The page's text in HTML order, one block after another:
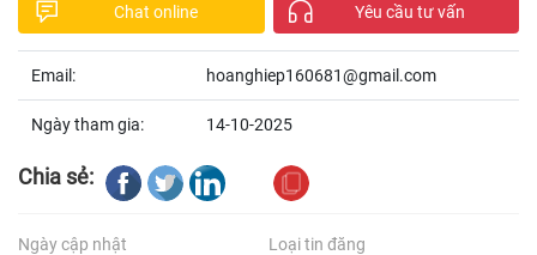
Chat online Yêu cầu tư vấn
Email: hoanghiep160681@gmail.com
Ngày tham gia: 14-10-2025
Chia sẻ:
Ngày cập nhật Loại tin đăng